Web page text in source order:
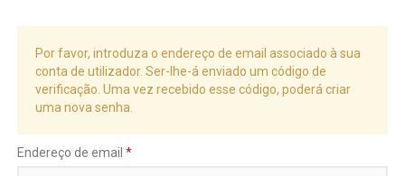
Por favor, introduza o endereço de email associado à sua
conta de utilizador. Ser-lhe-á enviado um código de
verificação. Uma vez recebido esse código, poderá criar
uma nova senha.
Endereço de email *